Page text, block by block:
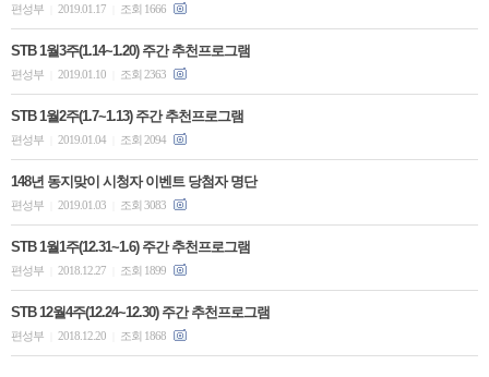
편성부 2019.01.17 조회 1666
STB 1월3주(1.14~1.20) 주간 추천프로그램
편성부 2019.01.10 조회 2363
STB 1월2주(1.7~1.13) 주간 추천프로그램
편성부 2019.01.04 조회 2094
148년 동지맞이 시청자 이벤트 당첨자 명단
편성부 2019.01.03 조회 3083
STB 1월1주(12.31~1.6) 주간 추천프로그램
편성부 2018.12.27 조회 1899
STB 12월4주(12.24~12.30) 주간 추천프로그램
편성부 2018.12.20 조회 1868